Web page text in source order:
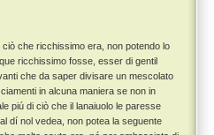
che ricchissimo era, non potendo lo
ricchissimo fosse, esser di gentil
che da saper divisare un mescolato
in alcuna maniera se non in
piú di ciò che il lanaiuolo le paresse
dí nol vedea, non potea la seguente